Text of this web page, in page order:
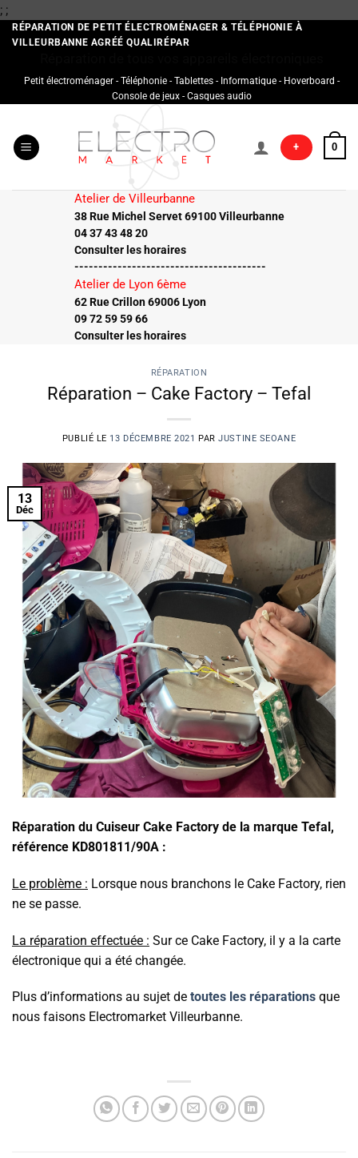
; ;Passer
au
contenu
RÉPARATION DE PETIT ÉLECTROMÉNAGER & TÉLÉPHONIE À
VILLEURBANNE AGRÉÉ QUALIRÉPAR
Petit électroménager - Téléphonie - Tablettes - Informatique - Hoverboard -
Console de jeux - Casques audio
+ 0
Atelier de Villeurbanne
38 Rue Michel Servet 69100 Villeurbanne
04 37 43 48 20
Consulter les horaires
----------------------------------------
Atelier de Lyon 6ème
62 Rue Crillon 69006 Lyon
09 72 59 59 66
Consulter les horaires
RÉPARATION
Réparation – Cake Factory – Tefal
PUBLIÉ LE 13 DÉCEMBRE 2021 PARJUSTINE SEOANE
13
Déc
Réparation du Cuiseur Cake Factory de la marque Tefal,
référence KD801811/90A :
Le problème : Lorsque nous branchons le Cake Factory, rien
ne se passe.
La réparation effectuée : Sur ce Cake Factory, il y a la carte
électronique qui a été changée.
Plus d’informations au sujet de toutes les réparations que
nous faisons Electromarket Villeurbanne.